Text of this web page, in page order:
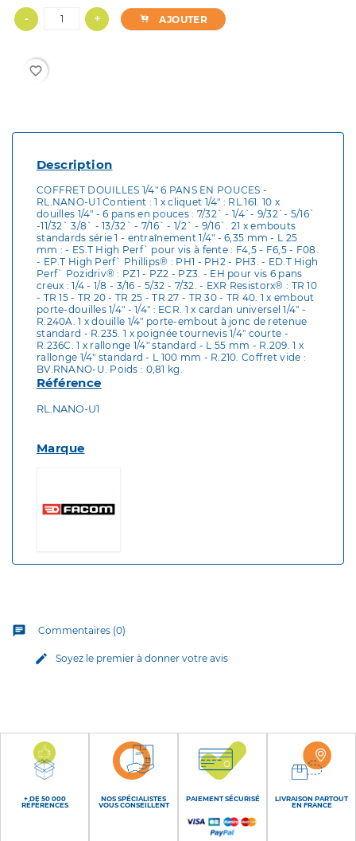
- + AJOUTER
favorite_border
Description
COFFRET DOUILLES 1/4" 6 PANS EN POUCES -
RL.NANO-U1 Contient : 1 x cliquet 1/4" : RL.161. 10 x
douilles 1/4" - 6 pans en pouces : 7/32` - 1/4`- 9/32`- 5/16`
-11/32` 3/8` - 13/32` - 7/16` - 1/2` - 9/16`. 21 x embouts
standards série 1 - entraînement 1/4" - 6,35 mm - L 25
mm : - ES.T High Perf` pour vis à fente : F4,5 - F6,5 - F08.
- EP.T High Perf` Phillips® : PH1 - PH2 - PH3. - ED.T High
Perf` Pozidriv® : PZ1 - PZ2 - PZ3. - EH pour vis 6 pans
creux : 1/4 - 1/8 - 3/16 - 5/32 - 7/32. - EXR Resistorx® : TR 10
- TR 15 - TR 20 - TR 25 - TR 27 - TR 30 - TR 40. 1 x embout
porte-douilles 1/4" - 1/4" : ECR. 1 x cardan universel 1/4" -
R.240A. 1 x douille 1/4" porte-embout à jonc de retenue
standard - R.235. 1 x poignée tournevis 1/4" courte -
R.236C. 1 x rallonge 1/4" standard - L 55 mm - R.209. 1 x
rallonge 1/4" standard - L 100 mm - R.210. Coffret vide :
BV.RNANO-U. Poids : 0,81 kg.
Référence
RL.NANO-U1
Marque
chat Commentaires (0)
edit Soyez le premier à donner votre avis
+ DE 50 000
RÉFÉRENCES
NOS SPÉCIALISTES
VOUS CONSEILLENT
PAIEMENT SÉCURISÉ
LIVRAISON PARTOUT
EN FRANCE